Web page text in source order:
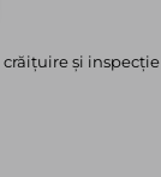
crăițuire și inspecție